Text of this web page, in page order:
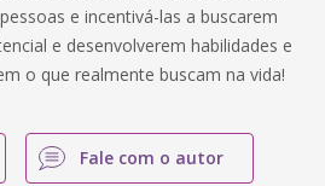
e incentivá-las a buscarem
e desenvolverem habilidades e
o que realmente buscam na vida!
Fale com o autor